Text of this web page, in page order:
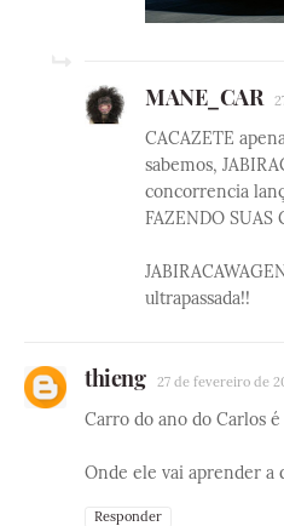
MANE_CAR
CACAZETE
sabemos,
concorrencia
FAZENDO SUAS
ultrapassada!!
thieng 27 de fevereiro de
Carro do ano do Carlos
Onde ele vai aprender a
Responder